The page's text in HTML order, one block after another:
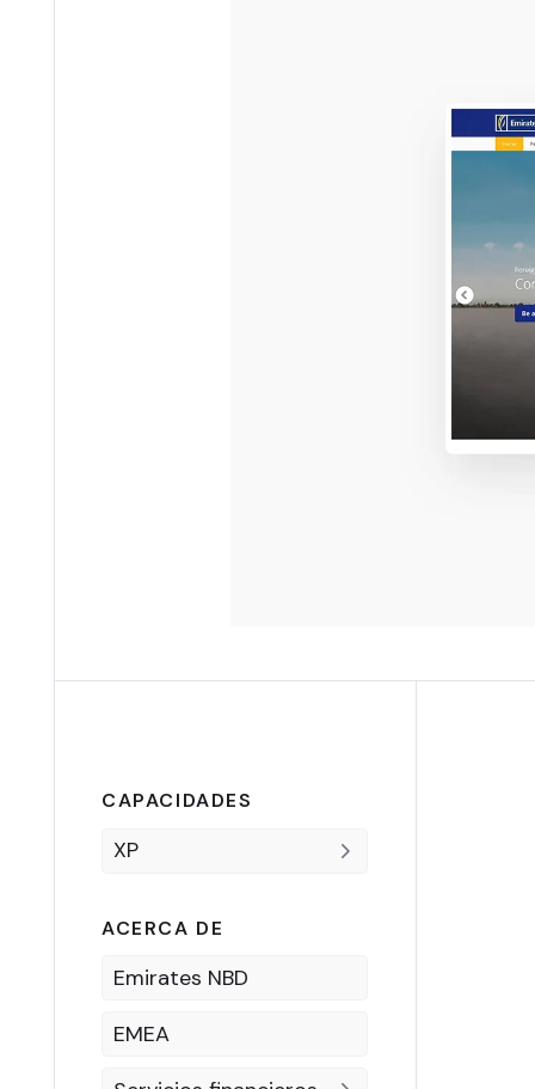
CAPACIDADES
XP
ACERCA DE
Emirates NBD
EMEA